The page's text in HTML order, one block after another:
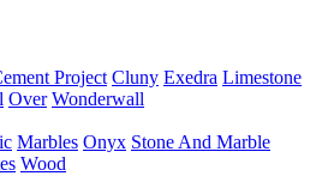
Project Cluny Exedra Limestone
Over Wonderwall
Marbles Onyx Stone And Marble
Wood